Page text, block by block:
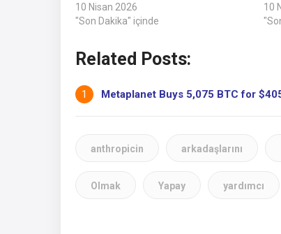
10 Nisan 2026
"Son Dakika" içinde
10
Related Posts:
Metaplanet Buys 5,075 BTC for
anthropicin arkadaşlarını
Olmak Yapay yardımcı